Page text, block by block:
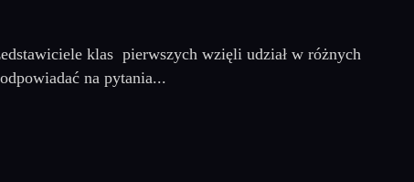
klas pierwszych wzięli udział w różnych
na pytania...